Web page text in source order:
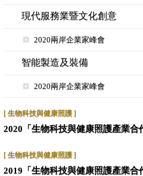
現代服務業暨文化創意
2020兩岸企業家峰會
智能製造及裝備
2020兩岸企業家峰會
[ 生物科技與健康照護 ]
2020「生物科技與健康照護產業合
[ 生物科技與健康照護 ]
2019「生物科技與健康照護產業